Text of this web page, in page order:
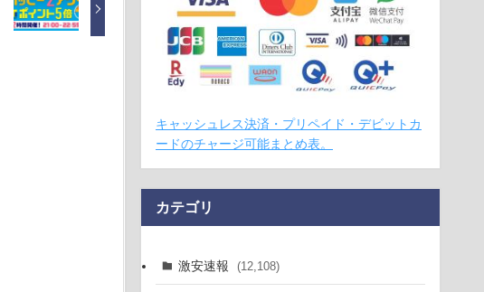
キャッシュレス決済・プリペイド・デビットカ
ードのチャージ可能まとめ表。
カテゴリ
激安速報 (12,108)